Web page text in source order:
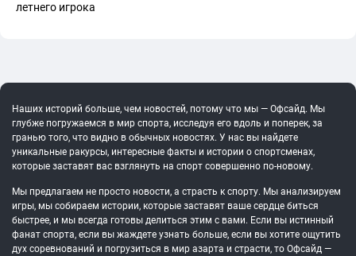
летнего игрока
Наших историй больше, чем новостей, потому что мы — Офсайд. Мы
глубже погружаемся в мир спорта, исследуя его вдоль и поперек, за
гранью того, что видно в обычных новостях. У нас вы найдете
уникальные ракурсы, интересные факты и истории о спортсменах,
которые заставят вас взглянуть на спорт совершенно по-новому.
Мы предлагаем не просто новости, а страсть к спорту. Мы анализируем
игры, мы собираем истории, которые заставят ваше сердце биться
быстрее, и мы всегда готовы делиться этим с вами. Если вы истинный
фанат спорта, если вы жаждете узнать больше, если вы хотите ощутить
дух соревнований и погрузиться в мир азарта и страсти, то Офсайд —